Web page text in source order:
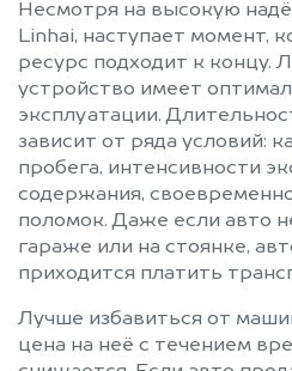
Несмотря на высокую
Linhai, наступает момент,
ресурс подходит к концу.
устройство имеет
эксплуатации.
зависит от ряда условий:
пробега, интенсивности
содержания,
поломок. Даже если авто
гараже или на стоянке,
приходится платить
Лучше избавиться от
цена на неё с течением